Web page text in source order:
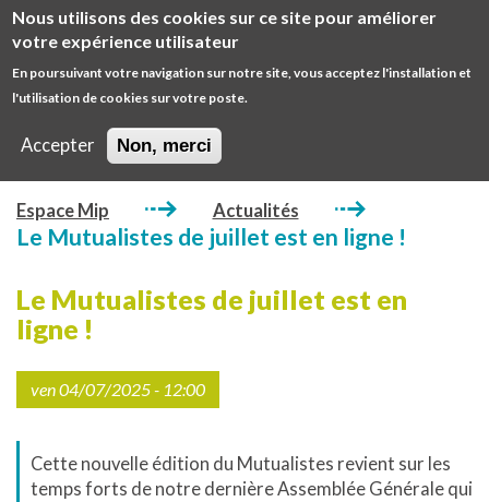
Nous utilisons des cookies sur ce site pour améliorer
votre expérience utilisateur
En poursuivant votre navigation sur notre site, vous acceptez l'installation et
l'utilisation de cookies sur votre poste.
Accepter Non, merci
Aller
au
principal
/
close
main
navigation
Main
GIE
Main
MIP
Espaces
Espace Mip Actualités
Le Mutualistes de juillet est en ligne !
Le Mutualistes de juillet est en
ligne !
ven 04/07/2025 - 12:00
Cette nouvelle édition du Mutualistes revient sur les
temps forts de notre dernière Assemblée Générale qui